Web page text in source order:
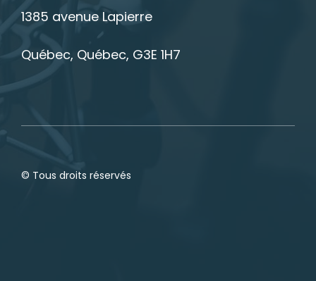
1385 avenue Lapierre
Québec, Québec, G3E 1H7
© Tous droits réservés